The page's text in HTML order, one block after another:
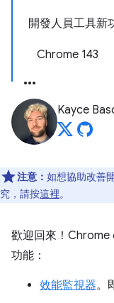
開發人員工具新
Chrome 143
Kayce
注意： 如想協助改善
究，請按這裡。
歡迎回來！Chrome
功能：
效能監視器。